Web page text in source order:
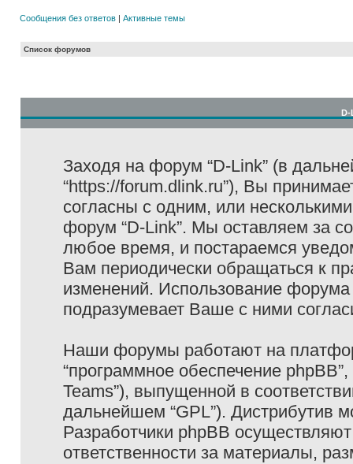
Сообщения без ответов | Активные темы
Список форумов
D-
Заходя на форум “D-Link” (в
“https://forum.dlink.ru”), Вы
согласны с одним, или
форум “D-Link”. Мы оставляем за
любое время, и постараемся
Вам периодически обращаться к
изменений. Использование
подразумевает Ваше с ними
Наши форумы работают на
“программное обеспечение
Teams”), выпущенной в
дальнейшем “GPL”). Дистрибутив
Разработчики phpBB
ответственности за материалы,